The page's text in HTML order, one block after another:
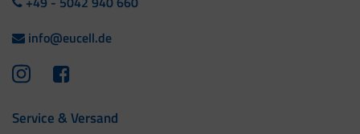
info@eucell.de
Service & Versand